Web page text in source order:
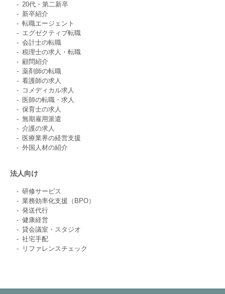
20代・第二新卒
新卒紹介
転職エージェント
エグゼクティブ転職
会計士の転職
税理士の求人・転職
顧問紹介
薬剤師の転職
看護師の求人
コメディカル求人
医師の転職・求人
保育士の求人
無期雇用派遣
介護の求人
医療業界の経営支援
外国人材の紹介
法人向け
研修サービス
業務効率化支援（BPO）
発送代行
健康経営
貸会議室・スタジオ
社宅手配
リファレンスチェック